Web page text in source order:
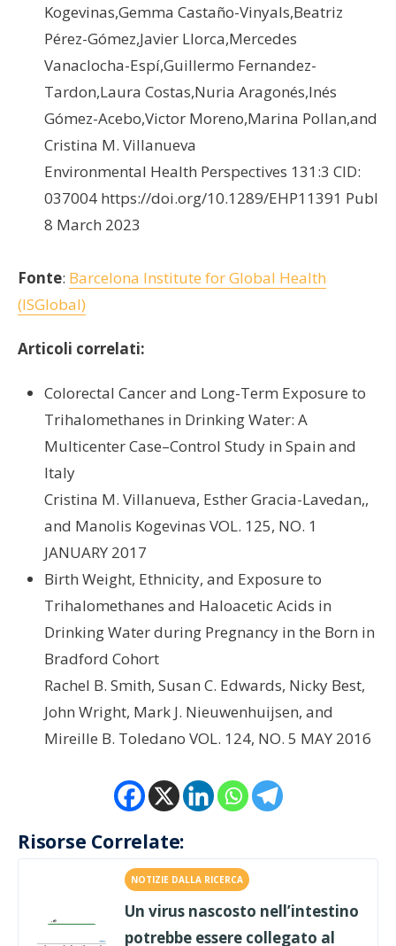
Kogevinas,Gemma Castaño-Vinyals,Beatriz
Pérez-Gómez,Javier Llorca,Mercedes
Vanaclocha-Espí,Guillermo Fernandez-
Tardon,Laura Costas,Nuria Aragonés,Inés
Gómez-Acebo,Victor Moreno,Marina Pollan,and
Cristina M. Villanueva
Environmental Health Perspectives 131:3 CID:
037004 https://doi.org/10.1289/EHP11391
8 March 2023
Fonte: Barcelona Institute for Global Health
(ISGlobal)
Articoli correlati:
Colorectal Cancer and Long-Term Exposure to
Trihalomethanes in Drinking Water: A
Multicenter Case–Control Study in Spain and
Italy
Cristina M. Villanueva, Esther Gracia-Lavedan,,
and Manolis Kogevinas VOL. 125, NO. 1
JANUARY 2017
Birth Weight, Ethnicity, and Exposure to
Trihalomethanes and Haloacetic Acids in
Drinking Water during Pregnancy in the Born in
Bradford Cohort
Rachel B. Smith, Susan C. Edwards, Nicky Best,
John Wright, Mark J. Nieuwenhuijsen, and
Mireille B. Toledano VOL. 124, NO. 5 MAY 2016
Risorse Correlate:
NOTIZIE DALLA RICERCA
Un virus nascosto nell’intestino
potrebbe essere collegato al